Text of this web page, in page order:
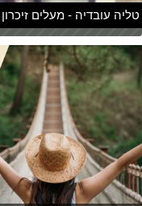
טליה עובדיה - מעלים זיכרון